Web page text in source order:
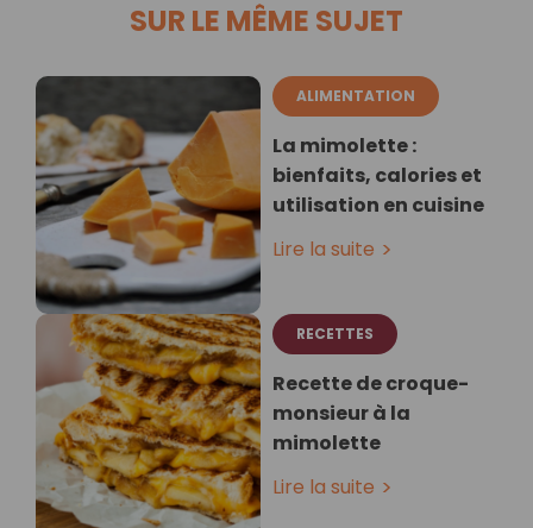
SUR LE MÊME SUJET
ALIMENTATION
La mimolette :
bienfaits, calories et
utilisation en cuisine
Lire la suite
RECETTES
Recette de croque-
monsieur à la
mimolette
Lire la suite